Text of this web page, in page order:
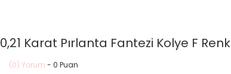
0,21 Karat Pırlanta Fantezi Kolye F Renk
(0) Yorum - 0 Puan